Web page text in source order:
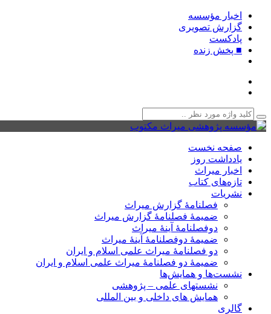
اخبار مؤسسه
گزارش تصویری
پادکست‌
■ پخش زنده
صفحه نخست
یادداشت روز
اخبار میراث
تازه‌های کتاب
نشریات
فصلنامۀ گزارش میراث
ضمیمۀ فصلنامۀ گزارش میراث
دوفصلنامۀ آینۀ میراث
ضمیمۀ دوفصلنامۀ آینۀ میراث
دو فصلنامۀ میراث علمی اسلام و ایران
ضمیمۀ دو فصلنامۀ میراث علمی اسلام و ایران
نشست‌ها و همایش‌ها
نشستهای علمی – پژوهشی
همایش های داخلی و بین المللی
گالری